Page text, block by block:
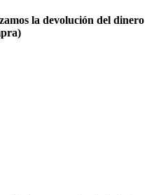
la devolución del dinero